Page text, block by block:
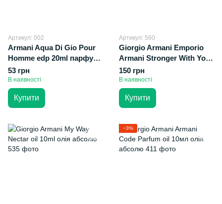
Артикул: 002
Armani Aqua Di Gio Pour
Homme edp 20ml парфуми
ручка спрей скло на
блістері
53 грн
В наявності
Купити
Артикул: 560
Giorgio Armani Emporio
Armani Stronger With You
Tobacco oil 10ml олія
абсолю
150 грн
В наявності
Купити
−3%